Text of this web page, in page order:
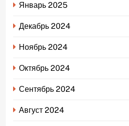
Январь 2025
Декабрь 2024
Ноябрь 2024
Октябрь 2024
Сентябрь 2024
Август 2024